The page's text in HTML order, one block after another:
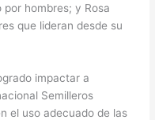
hombres; y Rosa
que lideran desde su
impactar a
Semilleros
el uso adecuado de las